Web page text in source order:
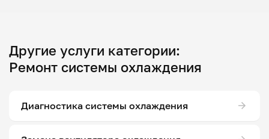
Другие услуги категории:
Ремонт системы охлаждения
Диагностика системы охлаждения